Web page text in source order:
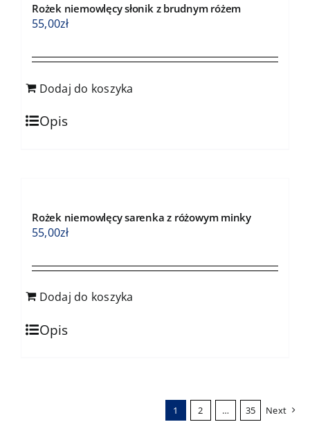
Rożek niemowlęcy słonik z brudnym różem
55,00zł
Dodaj do koszyka
Opis
Rożek niemowlęcy sarenka z różowym minky
55,00zł
Dodaj do koszyka
Opis
1 2 … 35 Next